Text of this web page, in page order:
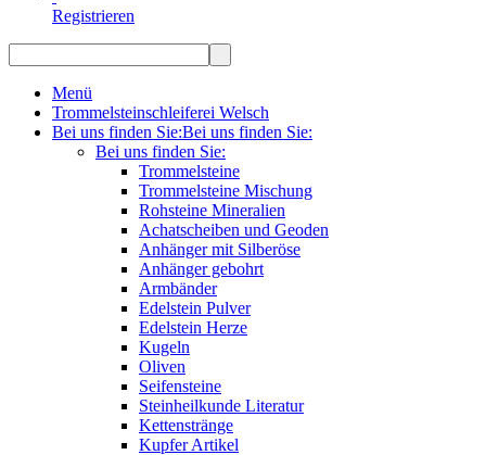
Registrieren
Menü
Trommelsteinschleiferei Welsch
Bei uns finden Sie:Bei uns finden Sie:
Bei uns finden Sie:
Trommelsteine
Trommelsteine Mischung
Rohsteine Mineralien
Achatscheiben und Geoden
Anhänger mit Silberöse
Anhänger gebohrt
Armbänder
Edelstein Pulver
Edelstein Herze
Kugeln
Oliven
Seifensteine
Steinheilkunde Literatur
Kettenstränge
Kupfer Artikel